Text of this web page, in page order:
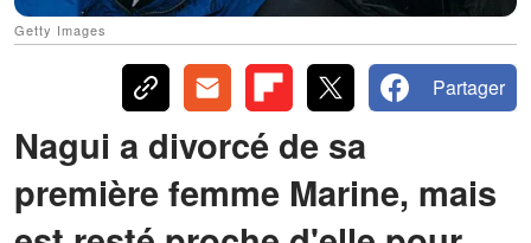
Getty Images
Partager
Nagui a divorcé de sa
première femme Marine, mais